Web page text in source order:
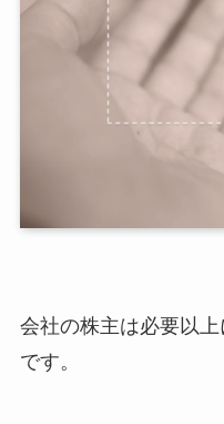
会社の株主は必要以
です。